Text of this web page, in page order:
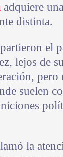
adquiere
distinta.
el
lejos de
suelen
la